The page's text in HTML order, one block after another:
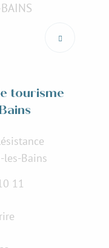
tourisme
les-Bains
11